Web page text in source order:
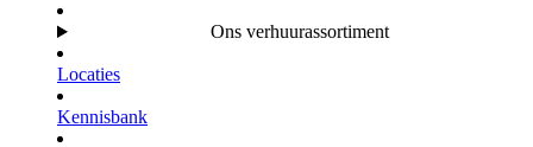
Ons verhuurassortiment
Locaties
Kennisbank